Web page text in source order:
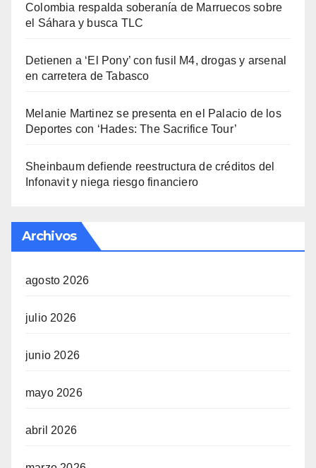
Colombia respalda soberanía de Marruecos sobre
el Sáhara y busca TLC
Detienen a ‘El Pony’ con fusil M4, drogas y arsenal
en carretera de Tabasco
Melanie Martinez se presenta en el Palacio de los
Deportes con ‘Hades: The Sacrifice Tour’
Sheinbaum defiende reestructura de créditos del
Infonavit y niega riesgo financiero
Archivos
agosto 2026
julio 2026
junio 2026
mayo 2026
abril 2026